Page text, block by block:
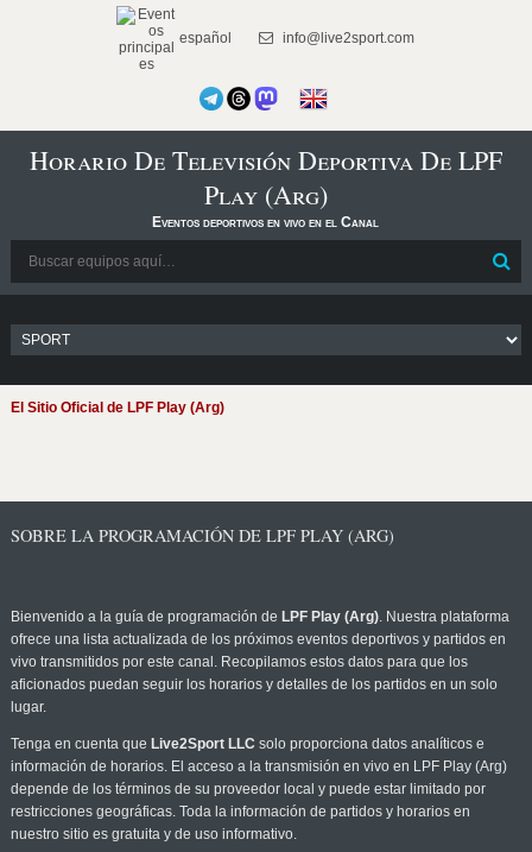
español info@live2sport.com
Horario De Televisión Deportiva De LPF
Play (Arg)
Eventos deportivos en vivo en el Canal
El Sitio Oficial de LPF Play (Arg)
SOBRE LA PROGRAMACIÓN DE LPF PLAY (ARG)
Bienvenido a la guía de programación de LPF Play (Arg). Nuestra plataforma
ofrece una lista actualizada de los próximos eventos deportivos y partidos en
vivo transmitidos por este canal. Recopilamos estos datos para que los
aficionados puedan seguir los horarios y detalles de los partidos en un solo
lugar.
Tenga en cuenta que Live2Sport LLC solo proporciona datos analíticos e
información de horarios. El acceso a la transmisión en vivo en LPF Play (Arg)
depende de los términos de su proveedor local y puede estar limitado por
restricciones geográficas. Toda la información de partidos y horarios en
nuestro sitio es gratuita y de uso informativo.